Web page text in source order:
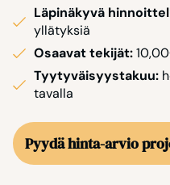
Läpinäkyvä
yllätyksiä
Osaavat tekijät:
Tyytyväisyystakuu:
tavalla
Pyydä hinta-arvio